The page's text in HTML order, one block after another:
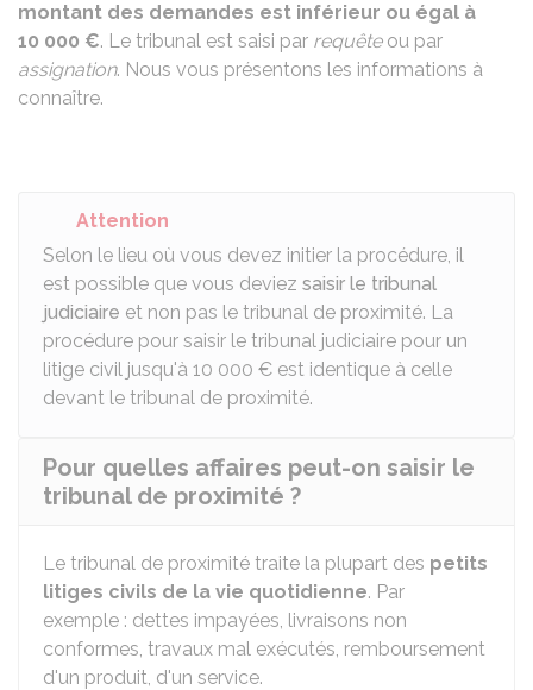
montant des demandes est inférieur ou égal à
10 000 €. Le tribunal est saisi par requêteou par
assignation. Nous vous présentons les informations à
connaître.
Attention
Selon le lieu où vous devez initier la procédure, il
est possible que vous deviez saisir le tribunal
judiciaire et non pas le tribunal de proximité. La
procédure pour saisir le tribunal judiciaire pour un
litige civil jusqu'à 10 000 € est identique à celle
devant le tribunal de proximité.
Pour quelles affaires peut-on saisir le
tribunal de proximité ?
Le tribunal de proximité traite la plupart des petits
litiges civils de la vie quotidienne. Par
exemple : dettes impayées, livraisons non
conformes, travaux mal exécutés, remboursement
d'un produit, d'un service.